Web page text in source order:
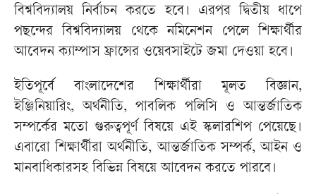
বিশ্ববিদ্যালয় নির্বাচন করতে হবে। এরপর দ্বিতীয় ধাপে
পছন্দের বিশ্ববিদ্যালয় থেকে নমিনেশন পেলে শিক্ষার্থীর
আবেদন ক্যাম্পাস ফ্রান্সের ওয়েবসাইটে জমা দেওয়া হবে।
ইতিপূর্বে বাংলাদেশের শিক্ষার্থীরা মূলত বিজ্ঞান,
ইঞ্জিনিয়ারিং, অর্থনীতি, পাবলিক পলিসি ও আন্তর্জাতিক
সম্পর্কের মতো গুরুত্বপূর্ণ বিষয়ে এই স্কলারশিপ পেয়েছে।
এবারো শিক্ষার্থীরা অর্থনীতি, আন্তর্জাতিক সম্পর্ক, আইন ও
মানবাধিকারসহ বিভিন্ন বিষয়ে আবেদন করতে পারবে।